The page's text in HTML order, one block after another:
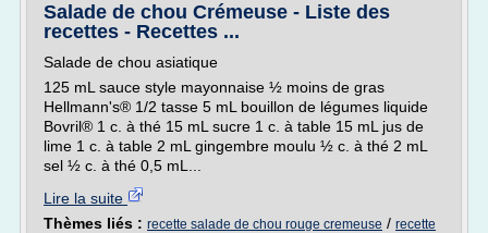
Salade de chou Crémeuse - Liste des
recettes - Recettes ...
Salade de chou asiatique
125 mL sauce style mayonnaise ½ moins de gras
Hellmann's® 1/2 tasse 5 mL bouillon de légumes liquide
Bovril® 1 c. à thé 15 mL sucre 1 c. à table 15 mL jus de
lime 1 c. à table 2 mL gingembre moulu ½ c. à thé 2 mL
sel ½ c. à thé 0,5 mL...
Lire la suite
Thèmes liés : recette salade de chou rouge cremeuse / recette